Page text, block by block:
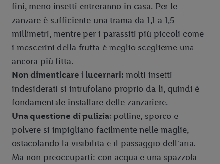
fini, meno insetti entreranno in casa. Per le
zanzare è sufficiente una trama da 1,1 a 1,5
millimetri, mentre per i parassiti più piccoli come
i moscerini della frutta è meglio sceglierne una
ancora più fitta.
Non dimenticare i lucernari: molti insetti
indesiderati si intrufolano proprio da lì, quindi è
fondamentale installare delle zanzariere.
Una questione di pulizia: polline, sporco e
polvere si impigliano facilmente nelle maglie,
ostacolando la visibilità e il passaggio dell'aria.
Ma non preoccuparti: con acqua e una spazzola